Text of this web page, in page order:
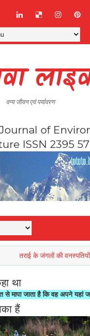
वन्य जीवन एवं पर्यावरण
of
ISSN 2395
तराई के जंगलों की वनस्पतियों और
था
है कि वह अपने यहां जानवरों
हैं